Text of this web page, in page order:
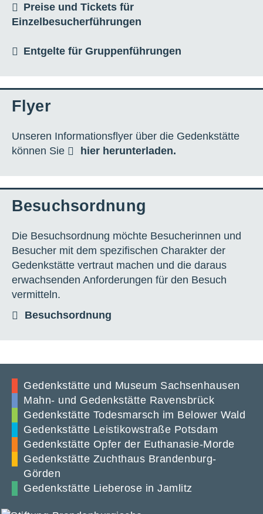
Preise und Tickets für
Einzelbesucherführungen
Entgelte für Gruppenführungen
Flyer
Unseren Informationsflyer über die Gedenkstätte
können Sie
hier herunterladen.
Besuchsordnung
Die Besuchsordnung möchte Besucherinnen und
Besucher mit dem spezifischen Charakter der
Gedenkstätte vertraut machen und die daraus
erwachsenden Anforderungen für den Besuch
vermitteln.
Besuchsordnung
Gedenkstätte und Museum Sachsenhausen
Mahn- und Gedenkstätte Ravensbrück
Gedenkstätte Todesmarsch im Belower Wald
Gedenkstätte Leistikowstraße Potsdam
Gedenkstätte Opfer der Euthanasie-Morde
Gedenkstätte Zuchthaus Brandenburg-
Görden
Gedenkstätte Lieberose in Jamlitz